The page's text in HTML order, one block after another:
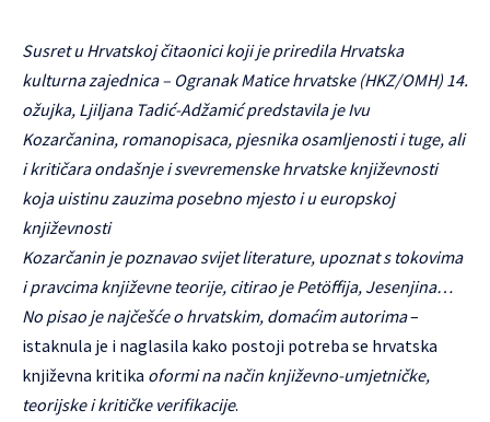
Susret u Hrvatskoj čitaonici koji je priredila Hrvatska
kulturna zajednica – Ogranak Matice hrvatske (HKZ/OMH) 14.
ožujka, Ljiljana Tadić-Adžamić predstavila je Ivu
Kozarčanina, romanopisaca, pjesnika osamljenosti i tuge, ali
i kritičara ondašnje i svevremenske hrvatske književnosti
koja uistinu zauzima posebno mjesto i u europskoj
književnosti
Kozarčanin je poznavao svijet literature, upoznat s tokovima
i pravcima književne teorije, citirao je Petöffija, Jesenjina…
No pisao je najčešće o hrvatskim, domaćim autorima–
istaknula je i naglasila kako postoji potreba se hrvatska
književna kritika oformi na način književno-umjetničke,
teorijske i kritičke verifikacije.